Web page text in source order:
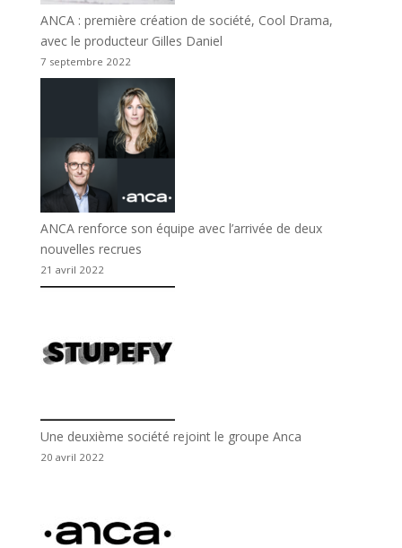
ANCA : première création de société, Cool Drama,
avec le producteur Gilles Daniel
7 septembre 2022
ANCA renforce son équipe avec l’arrivée de deux
nouvelles recrues
21 avril 2022
Une deuxième société rejoint le groupe Anca
20 avril 2022